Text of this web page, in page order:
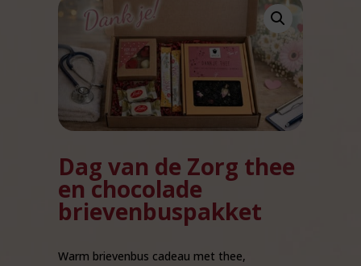
Dag van de Zorg thee
en chocolade
brievenbuspakket
Warm brievenbus cadeau met thee,